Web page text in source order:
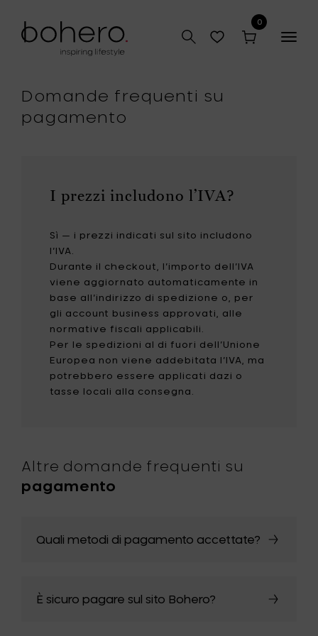
0
Domande frequenti su
pagamento
I prezzi includono l’IVA?
Sì — i prezzi indicati sul sito includono
l’IVA.
Durante il checkout, l’importo dell’IVA
viene aggiornato automaticamente in
base all’indirizzo di spedizione o, per
gli account business approvati, alle
normative fiscali applicabili.
Per le spedizioni al di fuori dell’Unione
Europea non viene addebitata l’IVA, ma
potrebbero essere applicati dazi o
tasse locali alla consegna.
Altre domande frequenti su
pagamento
Quali metodi di pagamento accettate?
È sicuro pagare sul sito Bohero?